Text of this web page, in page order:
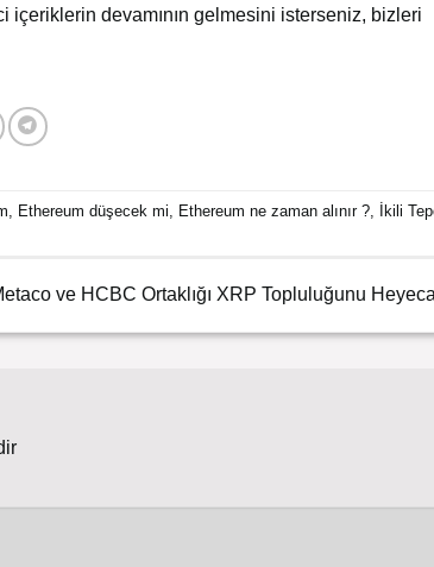
içeriklerin devamının gelmesini isterseniz, bizleri
Ethereum düşecek mi Ethereum ne zaman alınır ? İkili
ve HCBC Ortaklığı XRP Topluluğunu